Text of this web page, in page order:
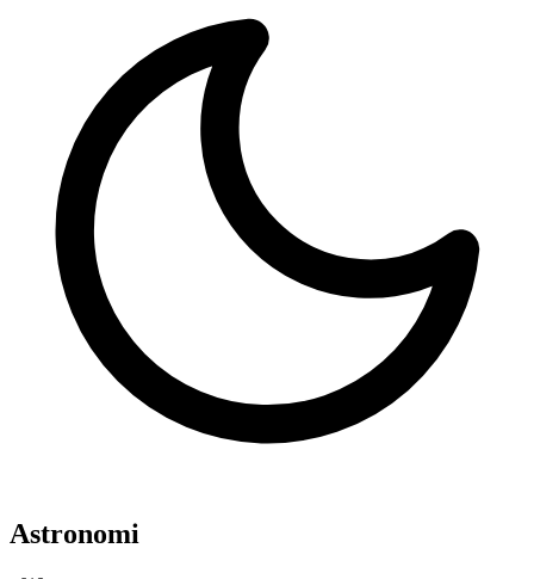
Astronomi